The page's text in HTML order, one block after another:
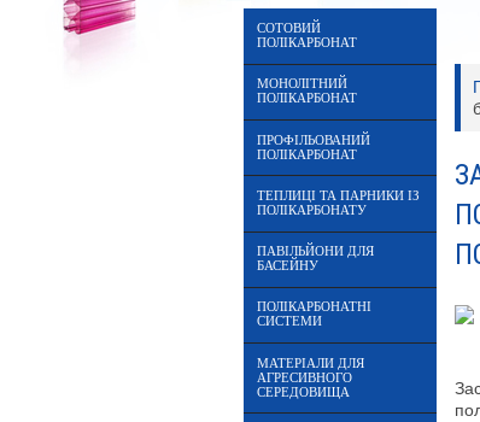
СОТОВИЙ
ПОЛІКАРБОНАТ
МОНОЛІТНИЙ
ПОЛІКАРБОНАТ
ПРОФІЛЬОВАНИЙ
ПОЛІКАРБОНАТ
ТЕПЛИЦІ ТА ПАРНИКИ ІЗ
ПОЛІКАРБОНАТУ
ПАВІЛЬЙОНИ ДЛЯ
БАСЕЙНУ
ПОЛІКАРБОНАТНІ
СИСТЕМИ
МАТЕРІАЛИ ДЛЯ
АГРЕСИВНОГО
СЕРЕДОВИЩА